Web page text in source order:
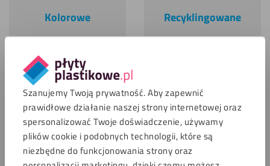
Szanujemy Twoją prywatność. Aby zapewnić
prawidłowe działanie naszej strony internetowej oraz
spersonalizować Twoje doświadczenie, używamy
plików cookie i podobnych technologii, które są
niezbędne do funkcjonowania strony oraz
Kolorowe Recyklingowane